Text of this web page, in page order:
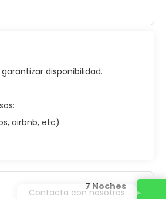
disponibilidad.
airbnb, etc)
7 Noches
Contacta con nosotros